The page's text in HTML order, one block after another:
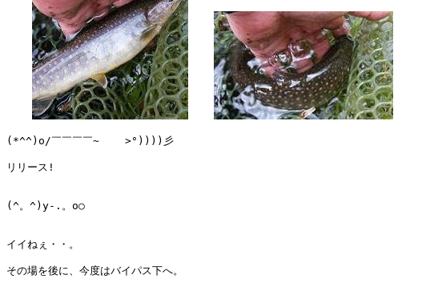
(*^^)o/￣￣￣￣~    >°))))彡
リリース!
(^。^)y-.。o○
イイねぇ・・。
その場を後に、今度はバイパス下へ。